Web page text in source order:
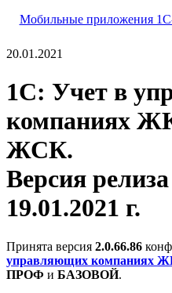
Мобильные приложения
20.01.2021
1С: Учет в
компаниях
ЖСК.
Версия
19.01.2021 г.
Принята версия 2.0.66.86
управляющих
ПРОФ и БАЗОВОЙ.